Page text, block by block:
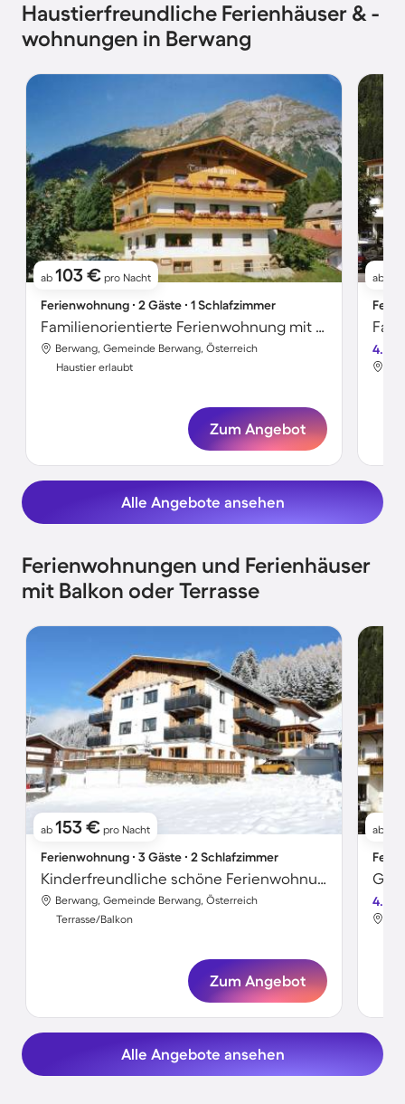
Haustierfreundliche Ferienhäuser & -
wohnungen in Berwang
ab 103 € pro Nacht
Ferienwohnung ∙ 2 Gäste ∙ 1 Schlafzimmer
Familienorientierte Ferienwohnung mit Garten und Terrasse | Nah am Skifahren | Haustiere sind willkommen
Berwang, Gemeinde Berwang, Österreich
Haustier erlaubt
Zum Angebot
ab
4.4
Alle Angebote ansehen
Ferienwohnungen und Ferienhäuser
mit Balkon oder Terrasse
ab 153 € pro Nacht
Ferienwohnung ∙ 3 Gäste ∙ 2 Schlafzimmer
Kinderfreundliche schöne Ferienwohnung mit Terrasse, Grill und Garten | Perfekt für die Arbeit von Zuhause | Haustierfreundlich
Berwang, Gemeinde Berwang, Österreich
Terrasse/Balkon
Zum Angebot
ab
4.4
Alle Angebote ansehen